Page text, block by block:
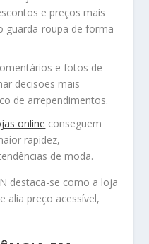
e preços mais
guarda-roupa de forma
e fotos de
decisões mais
de arrependimentos.
online conseguem
rapidez,
de moda.
destaca-se como a loja
alia preço acessível,